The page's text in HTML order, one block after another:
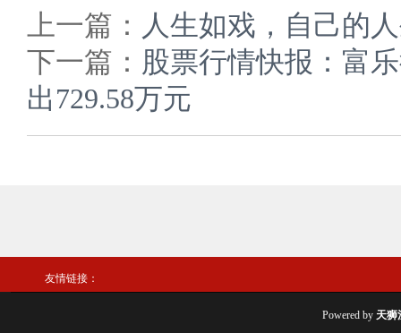
上一篇： 人生如戏，自己的
下一篇： 股票行情快报：富
出729.58万元
友情链接：
Powered by 天狮